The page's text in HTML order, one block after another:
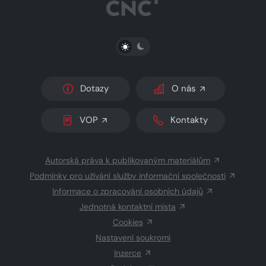
PŘEPNOUT SVĚTLÝ/TMAVÝ REŽIM
Dotazy O nás
VOP Kontakty
Autorská práva k publikovaným materiálům
Podmínky pro užívání služby informační společnosti
Informace o zpracování osobních údajů
Jednotná kontaktní místa
Cookies
Nastavení soukromí
Inzerce